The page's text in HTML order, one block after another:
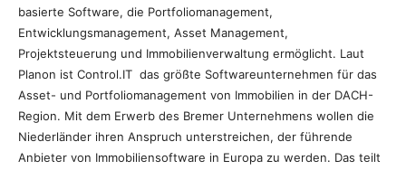
basierte Software, die Portfoliomanagement,
Entwicklungsmanagement, Asset Management,
Projektsteuerung und Immobilienverwaltung ermöglicht. Laut
Planon ist Control.IT das größte Softwareunternehmen für das
Asset- und Portfoliomanagement von Immobilien in der DACH-
Region. Mit dem Erwerb des Bremer Unternehmens wollen die
Niederländer ihren Anspruch unterstreichen, der führende
Anbieter von Immobiliensoftware in Europa zu werden. Das teilt